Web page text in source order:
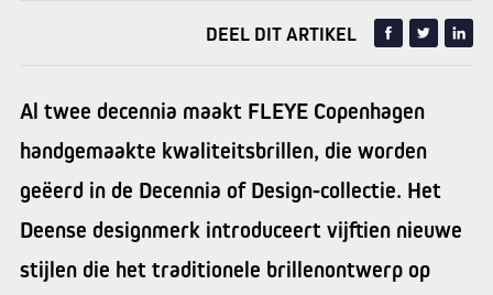
DEEL DIT ARTIKEL
Al twee decennia maakt FLEYE Copenhagen
handgemaakte kwaliteitsbrillen, die worden
geëerd in de Decennia of Design-collectie. Het
Deense designmerk introduceert vijftien nieuwe
stijlen die het traditionele brillenontwerp op